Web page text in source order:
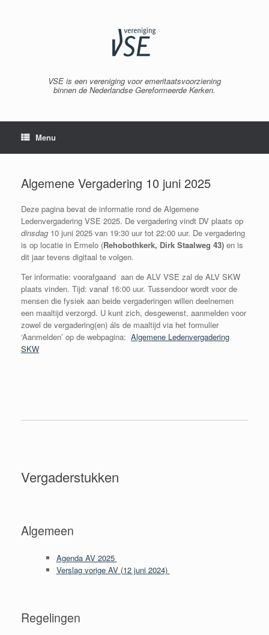
VSE is een vereniging voor emeritaatsvoorziening
binnen de Nederlandse Gereformeerde Kerken.
Menu
Algemene Vergadering 10 juni 2025
Deze pagina bevat de informatie rond de Algemene
Ledenvergadering VSE 2025. De vergadering vindt DV plaats op
dinsdag 10 juni 2025 van 19:30 uur tot 22:00 uur. De vergadering
is op locatie in Ermelo (Rehobothkerk, Dirk Staalweg 43) en is
dit jaar tevens digitaal te volgen.
Ter informatie: voorafgaand aan de ALV VSE zal de ALV SKW
plaats vinden. Tijd: vanaf 16:00 uur. Tussendoor wordt voor de
mensen die fysiek aan beide vergaderingen willen deelnemen
een maaltijd verzorgd. U kunt zich, desgewenst, aanmelden voor
zowel de vergadering(en) áls de maaltijd via het formulier
‘Aanmelden’ op de webpagina: Algemene Ledenvergadering
SKW
Vergaderstukken
Algemeen
Agenda AV 2025
Verslag vorige AV (12 juni 2024)
Regelingen